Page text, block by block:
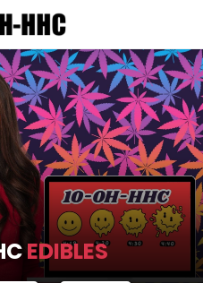
EDIBLES